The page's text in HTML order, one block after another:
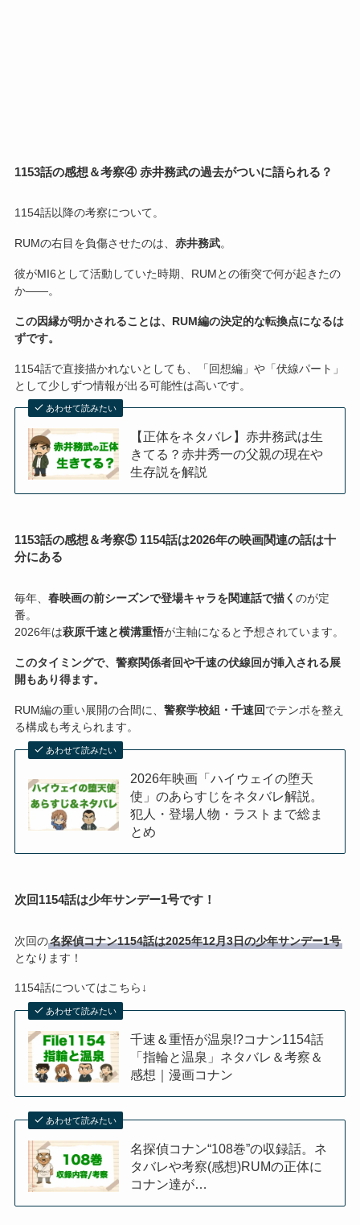
1153話の感想＆考察④ 赤井務武の過去がついに語られる？
1154話以降の考察について。
RUMの右目を負傷させたのは、 赤井務武。
彼がMI6として活動していた時期、RUMとの衝突で何が起きたの
か——。
この因縁が明かされることは、RUM編の決定的な転換点になるは
ずです。
1154話で直接描かれないとしても、「回想編」や「伏線パート」
として少しずつ情報が出る可能性は高いです。
あわせて読みたい
【正体をネタバレ】赤井務武は生
きてる？赤井秀一の父親の現在や
生存説を解説
1153話の感想＆考察⑤ 1154話は2026年の映画関連の話は十
分にある
毎年、 春映画の前シーズンで登場キャラを関連話で描く のが定
番。
2026年は萩原千速と横溝重悟が主軸になると予想されています。
このタイミングで、警察関係者回や千速の伏線回が挿入される展
開もあり得ます。
RUM編の重い展開の合間に、 警察学校組・千速回でテンポを整え
る構成も考えられます。
あわせて読みたい
2026年映画「ハイウェイの堕天
使」のあらすじをネタバレ解説。
犯人・登場人物・ラストまで総ま
とめ
次回1154話は少年サンデー1号です！
次回の名探偵コナン1154話は2025年12月3日の少年サンデー1号
となります！
1154話についてはこちら↓
あわせて読みたい
千速＆重悟が温泉!?コナン1154話
「指輪と温泉」ネタバレ＆考察＆
感想｜漫画コナン
あわせて読みたい
名探偵コナン“108巻”の収録話。ネ
タバレや考察(感想)RUMの正体に
コナン達が…